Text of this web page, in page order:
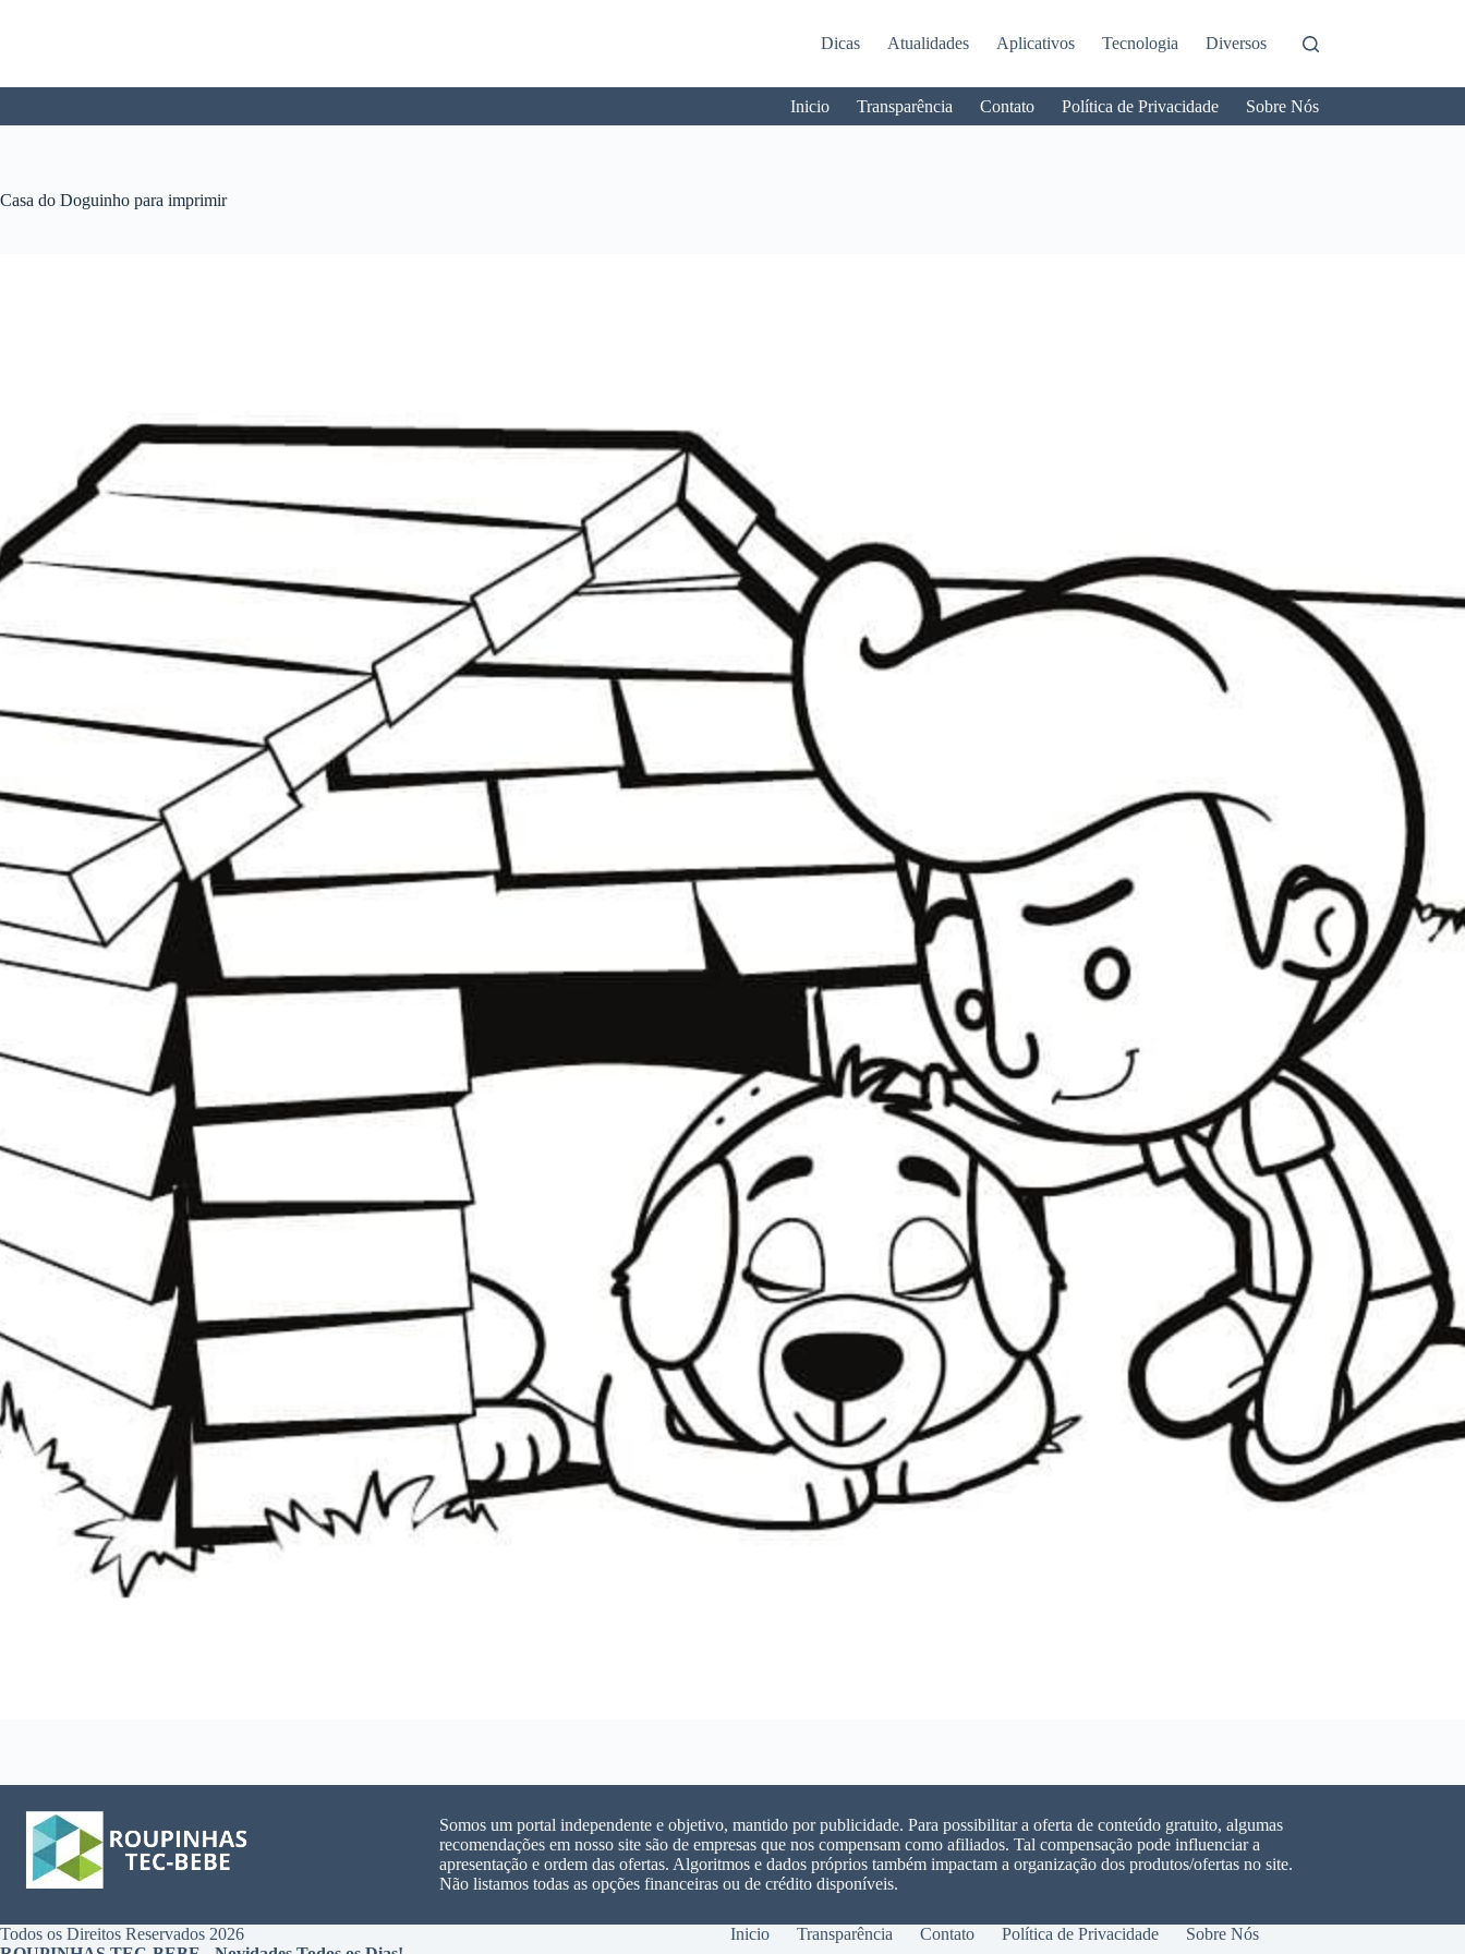
Dicas Atualidades Aplicativos Tecnologia Diversos
Inicio Transparência Contato Política de Privacidade Sobre Nós
Casa do Doguinho para imprimir
Somos um portal independente e objetivo, mantido por publicidade. Para possibilitar a oferta de conteúdo gratuito, algumas
recomendações em nosso site são de empresas que nos compensam como afiliados. Tal compensação pode influenciar a
apresentação e ordem das ofertas. Algoritmos e dados próprios também impactam a organização dos produtos/ofertas no site.
Não listamos todas as opções financeiras ou de crédito disponíveis.
Todos os Direitos Reservados 2026
Inicio Transparência Contato Política de Privacidade Sobre Nós